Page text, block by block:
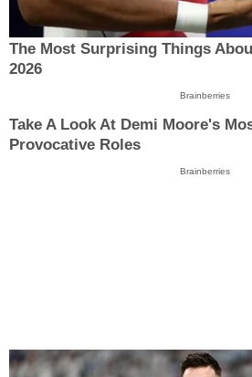
The Most Surprising Things
2026
Brainberries
Take A Look At Demi Moore's
Provocative Roles
Brainberries